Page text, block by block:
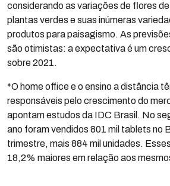
considerando as variações de flores
plantas verdes e suas inúmeras
produtos para paisagismo. As
são otimistas: a expectativa é um
sobre 2021.
*O home office e o ensino a distância
responsáveis pelo crescimento do
apontam estudos da IDC Brasil. No
ano foram vendidos 801 mil tablets no
trimestre, mais 884 mil unidades.
18,2% maiores em relação aos